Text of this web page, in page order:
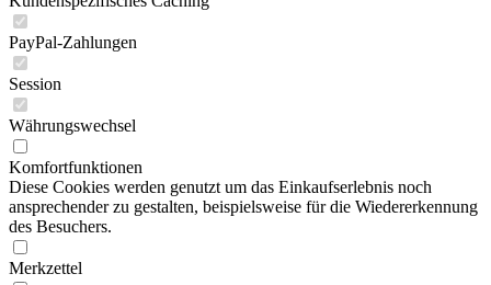
PayPal-Zahlungen
Session
Währungswechsel
Komfortfunktionen
Diese Cookies werden genutzt um das Einkaufserlebnis noch
ansprechender zu gestalten, beispielsweise für die Wiedererkennung
des Besuchers.
Merkzettel